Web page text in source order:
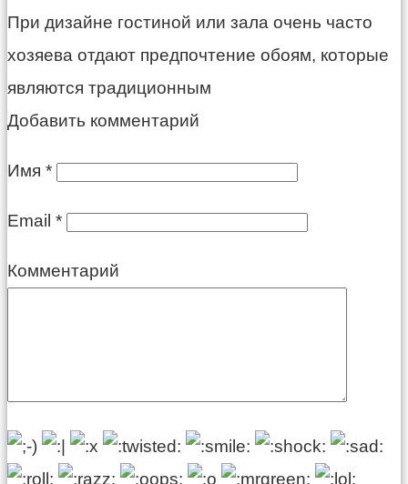
При дизайне гостиной или зала очень часто
хозяева отдают предпочтение обоям, которые
являются традиционным
Добавить комментарий
Имя *
Email *
Комментарий